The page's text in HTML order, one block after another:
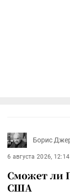
Борис
6 августа 2026, 12:14
Сможет ли
США